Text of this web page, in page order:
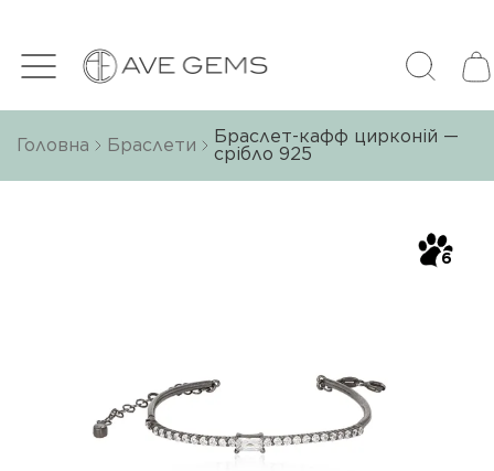
Головна Браслети
Браслет-кафф цирконій —
срібло 925
6